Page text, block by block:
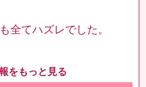
全てハズレでした。
をもっと見る